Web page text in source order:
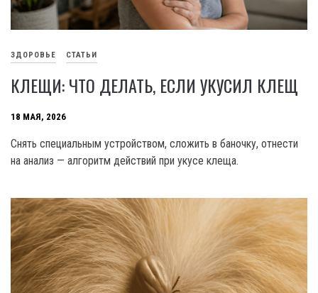
ЗДОРОВЬЕ СТАТЬИ
КЛЕЩИ: ЧТО ДЕЛАТЬ, ЕСЛИ УКУСИЛ КЛЕЩ
18 МАЯ, 2026
Снять специальным устройством, сложить в баночку, отнести
на анализ — алгоритм действий при укусе клеща.